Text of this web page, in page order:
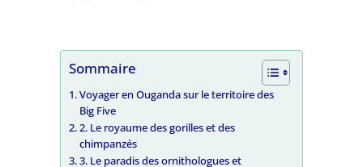
Sommaire
Voyager en Ouganda sur le territoire des
Big Five
2. Le royaume des gorilles et des
chimpanzés
3. Le paradis des ornithologues et